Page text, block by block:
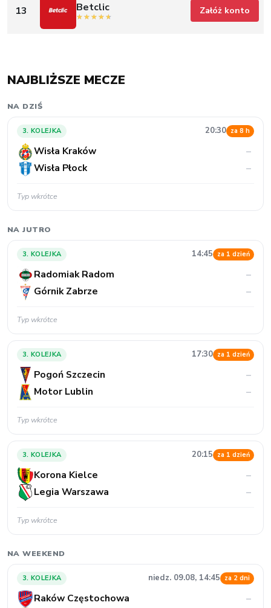
13 Betclic Załóż konto
NAJBLIŻSZE MECZE
NA DZIŚ
3. KOLEJKA 20:30 za 8 h
Wisła Kraków
–
Wisła Płock
–
Typ wkrótce
NA JUTRO
3. KOLEJKA 14:45 za 1 dzień
Radomiak Radom
–
Górnik Zabrze
–
Typ wkrótce
3. KOLEJKA 17:30 za 1 dzień
Pogoń Szczecin
–
Motor Lublin
–
Typ wkrótce
3. KOLEJKA 20:15 za 1 dzień
Korona Kielce
–
Legia Warszawa
–
Typ wkrótce
NA WEEKEND
3. KOLEJKA niedz. 09.08, 14:45 za 2 dni
Raków Częstochowa
–